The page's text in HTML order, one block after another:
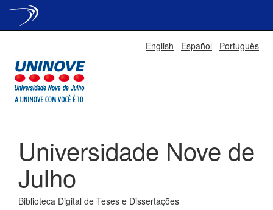
English Español Português
Universidade Nove de
Julho
Biblioteca Digital de Teses e Dissertações